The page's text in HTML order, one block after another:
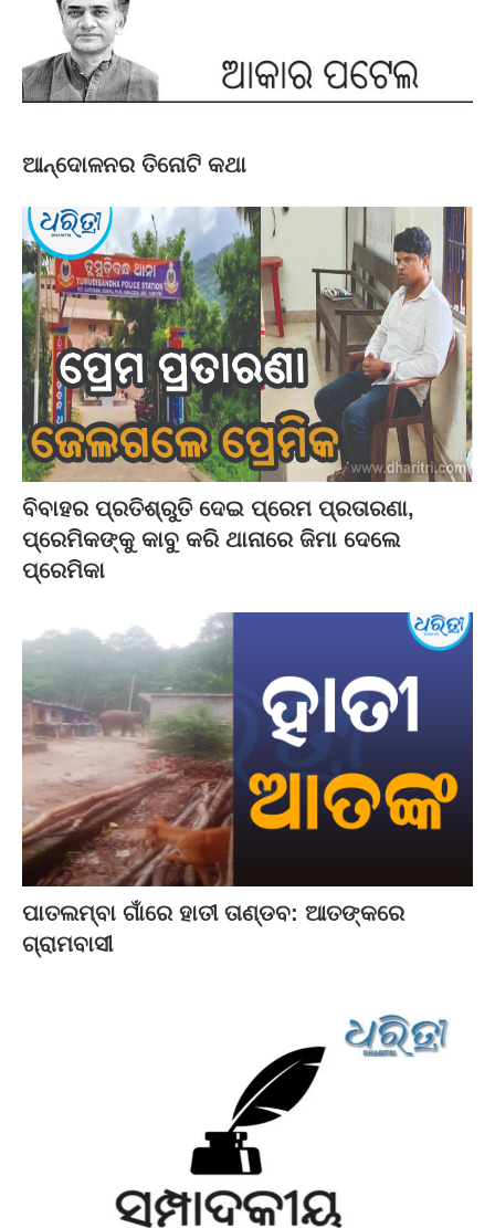
ଆନ୍ଦୋଳନର ତିନୋଟି କଥା
ବିବାହର ପ୍ରତିଶ୍ରୁତି ଦେଇ ପ୍ରେମ ପ୍ରତାରଣା,
ପ୍ରେମିକଙ୍କୁ କାବୁ କରି ଥାନାରେ ଜିମା ଦେଲେ
ପ୍ରେମିକା
ପାତଲମ୍ବା ଗାଁରେ ହାତୀ ତାଣ୍ଡବ: ଆତଙ୍କରେ
ଗ୍ରାମବାସୀ